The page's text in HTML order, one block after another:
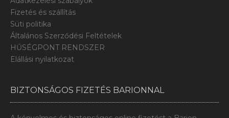
Fizetés és szállítás
Süti politika
Általános Szerződési Feltételek
HŰSÉGPONT RENDSZER
Elállási nyilatkozat
BIZTONSÁGOS FIZETÉS BARIONNAL